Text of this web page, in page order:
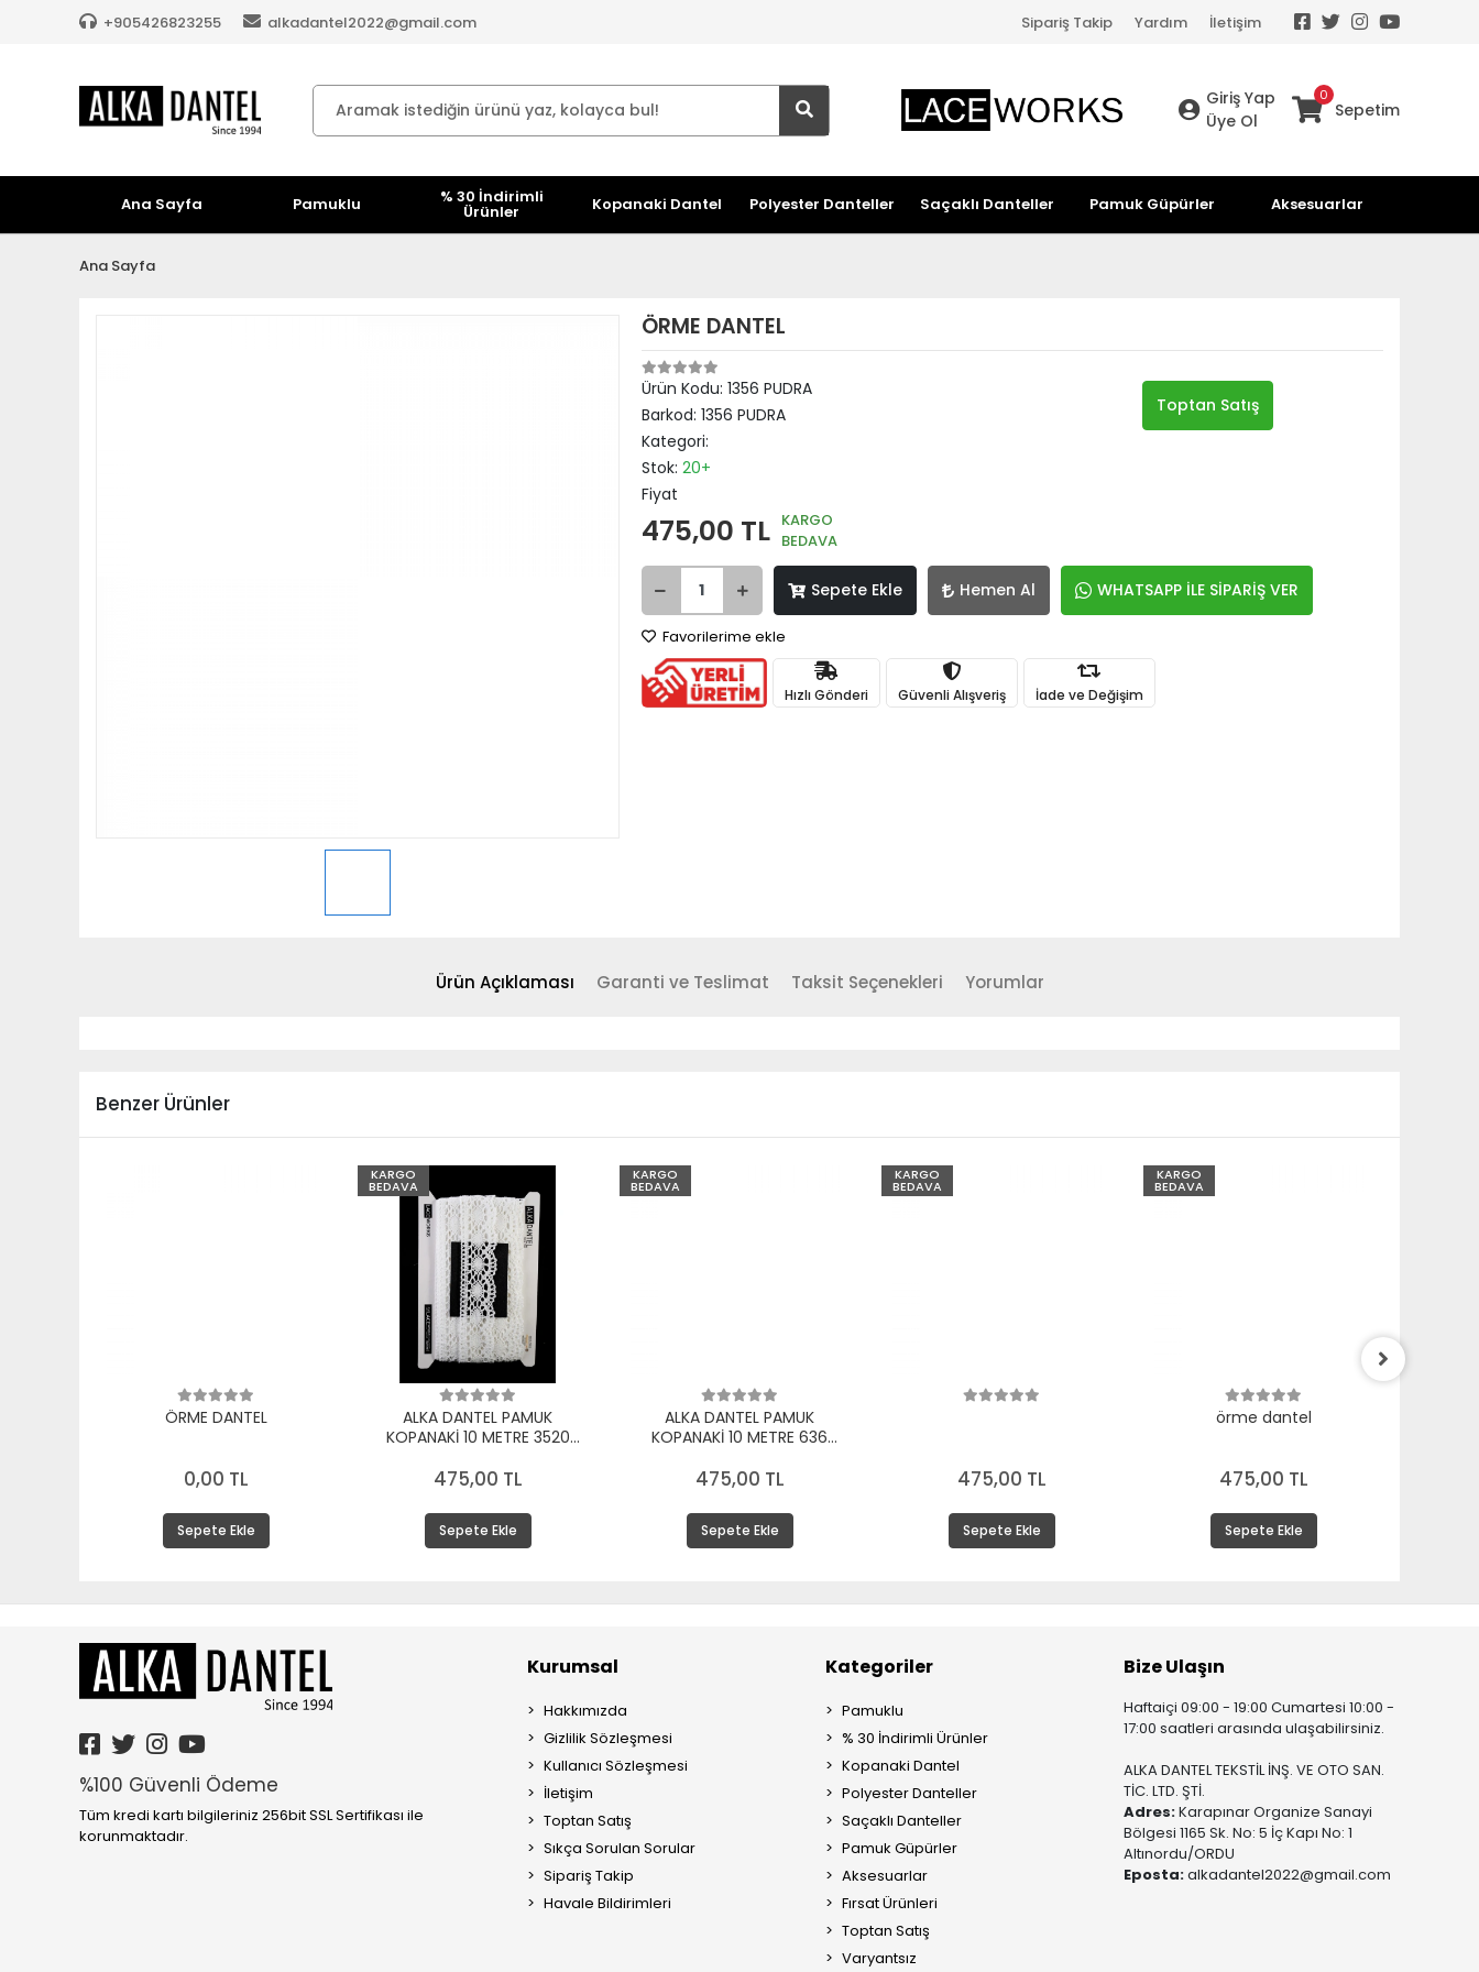
+905426823255 alkadantel2022@gmail.com Sipariş Takip Yardım İletişim
Giriş Yap
Üye Ol
0
Sepetim
Ana Sayfa Pamuklu % 30 İndirimli
Ürünler Kopanaki Dantel Polyester Danteller Saçaklı Danteller Pamuk Güpürler Aksesuarlar
Ana Sayfa
ÖRME DANTEL
Ürün Kodu: 1356 PUDRA
Barkod: 1356 PUDRA
Kategori:
Stok: 20+
Fiyat
475,00 TL KARGO
BEDAVA
Sepete Ekle Hemen Al WHATSAPP İLE SİPARİŞ VER
Toptan Satış
Favorilerime ekle
Hızlı Gönderi Güvenli Alışveriş İade ve Değişim
Ürün Açıklaması Garanti ve Teslimat Taksit Seçenekleri Yorumlar
Benzer Ürünler
ÖRME DANTEL
0,00 TL
Sepete Ekle
KARGO
BEDAVA
ALKA DANTEL PAMUK
KOPANAKİ 10 METRE 3520
475,00 TL
Sepete Ekle
KARGO
BEDAVA
ALKA DANTEL PAMUK
KOPANAKİ 10 METRE 636
475,00 TL
Sepete Ekle
KARGO
BEDAVA
475,00 TL
Sepete Ekle
KARGO
BEDAVA
örme dantel
475,00 TL
Sepete Ekle
%100 Güvenli Ödeme
Tüm kredi kartı bilgileriniz 256bit SSL Sertifikası ile
korunmaktadır.
Kurumsal
Hakkımızda
Gizlilik Sözleşmesi
Kullanıcı Sözleşmesi
İletişim
Toptan Satış
Sıkça Sorulan Sorular
Sipariş Takip
Havale Bildirimleri
Kategoriler
Pamuklu
% 30 İndirimli Ürünler
Kopanaki Dantel
Polyester Danteller
Saçaklı Danteller
Pamuk Güpürler
Aksesuarlar
Fırsat Ürünleri
Toptan Satış
Varyantsız
Bize Ulaşın
Haftaiçi 09:00 - 19:00 Cumartesi 10:00 -
17:00 saatleri arasında ulaşabilirsiniz.
ALKA DANTEL TEKSTİL İNŞ. VE OTO SAN.
TİC. LTD. ŞTİ.
Adres:Karapınar Organize Sanayi
Bölgesi 1165 Sk. No: 5 İç Kapı No: 1
Altınordu/ORDU
Eposta:alkadantel2022@gmail.com